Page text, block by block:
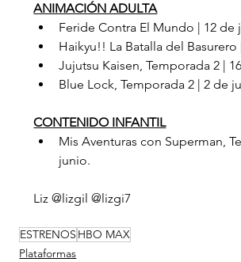
ANIMACIÓN ADULTA
Feride Contra El Mundo | 12 de
Haikyu!! La Batalla del
Jujutsu Kaisen, Temporada 2 |
Blue Lock, Temporada 2 | 2 de
CONTENIDO INFANTIL
Mis Aventuras con Superman,
junio.
Liz @lizgil @lizgi7
ESTRENOS HBO MAX
Plataformas